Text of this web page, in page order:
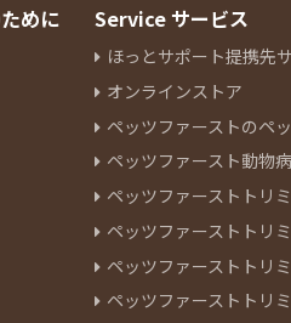
めに Service サービス
ほっとサポート提携先
オンラインストア
ペッツファーストのペ
ペッツファースト動物
ペッツファーストトリ
ペッツファーストトリ
ペッツファーストトリ
ペッツファーストトリ